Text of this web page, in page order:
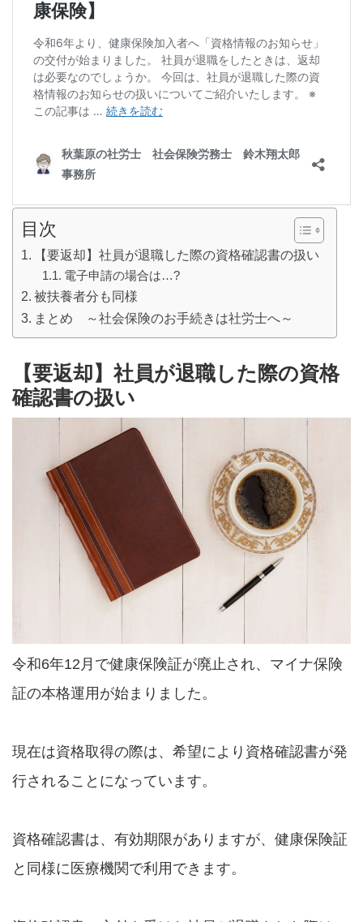
目次
【要返却】社員が退職した際の資格確認書の扱い
電子申請の場合は…?
被扶養者分も同様
まとめ ～社会保険のお手続きは社労士へ～
【要返却】社員が退職した際の資格
確認書の扱い
令和6年12月で健康保険証が廃止され、マイナ保険
証の本格運用が始まりました。
現在は資格取得の際は、希望により資格確認書が発
行されることになっています。
資格確認書は、有効期限がありますが、健康保険証
と同様に医療機関で利用できます。